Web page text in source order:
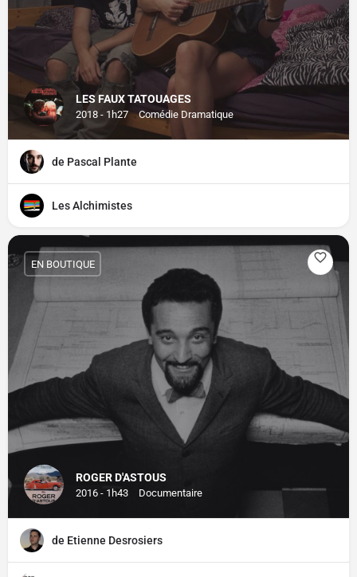
LES FAUX TATOUAGES
2018 - 1h27 Comédie Dramatique
de Pascal Plante
Les Alchimistes
ROGER D'ASTOUS
2016 - 1h43 Documentaire
EN BOUTIQUE
de Etienne Desrosiers